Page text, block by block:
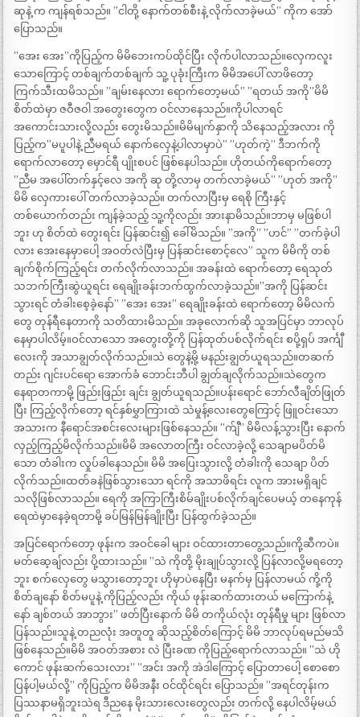
ဆုနဲ့ က ကျန်ရစ်သည်။ ”ငါတို့ နောက်တစ်စီးနဲ့ လိုက်လာခဲ့မယ်” ကိုက အော်
ပြောသည်။
”အေး အေး”ကိုပြည့်က မိမိဘေးကပ်ထိုင်ပြီး လိုက်ပါလာသည်။လှေကလူး
သောကြောင့် တစ်ချက်တစ်ချက် သူ့ ပုခုံးကြီးက မိမိအပေါ် လာဖိတော့
ကြက်သီးထမိသည်။ ”ချမ်းနေလား ရောက်တော့မယ်” ”ရတယ် အကို”မိမိ
စိတ်ထဲမှာ ဇဝီဇဝါ အတွေးတွေက ဝင်လာနေသည်။ကိုပါလာရင်
အကောင်းသားလို့လည်း တွေးမိသည်။မိမိမျက်နှာကို သိနေသည့်အလား ကို
ပြည့်က”မပူပါနဲ့ ညီမရယ် နောက်လှေနဲ့ပါလာမှာပဲ” ”ဟုတ်ကဲ့” ဒီဘက်ကို
ရောက်လာတော့ မှောင်ရီ ပျိုးစပင် ဖြစ်နေပါသည်။ ဟိုတယ်ကိုရောက်တော့
”ညီမ အပေါ်တက်နှင့်လေ အကို ဆု တို့လာမှ တက်လာခဲ့မယ်” ”ဟုတ် အကို”
မိမိ လှေကားပေါ် တက်လာခဲ့သည်။ တက်လာပြီးမှ ရေစို ကြီးနှင့်
တစ်ယောက်တည်း ကျန်ခဲ့သည့် သူ့ကိုလည်း အားနာမိသည်။ဘာမှ မဖြစ်ပါ
ဘူး ဟု စိတ်ထဲ တွေးရင်း ပြန်ဆင်း၍ ခေါ်မိသည်။ ”အကို” ”ဟင်” ”တက်ခဲ့ပါ
လား အေးနေမှာပေါ့ အဝတ်လဲပြီးမှ ပြန်ဆင်းစောင့်လေ” သူက မိမိကို တစ်
ချက်စိုက်ကြည့်ရင်း တက်လိုက်လာသည်။ အခန်းထဲ ရောက်တော့ ရေသုတ်
သဘက်ကြီးဆွဲယူရင်း ရေချိုးခန်းဘက်ထွက်လာခဲ့သည်။”အကို ပြန်ဆင်း
သွားရင် တံခါးစေ့ခဲ့နော်” ”အေး အေး” ရေချိုးခန်းထဲ ရောက်တော့ မိမိလက်
တွေ တုန်ရီနေတာကို သတိထားမိသည်။ အခုလောက်ဆို သူအပြင်မှာ ဘာလုပ်
နေမှာပါလိမ့်။ဝင်လာသော အတွေးတို့ကို ပြန်ထုတ်ပစ်လိုက်ရင်း စပို့ရှပ် အင်္ကျီ
လေးကို အသာချွတ်လိုက်သည်။သဲ တွေနဲ့မို့ မနည်းချွတ်ယူရသည်။တဆက်
တည်း ဂျင်းပင်ရော အောက်ခံ ဘောင်းဘီပါ ချွတ်ချလိုက်သည်။သဲတွေက
နေရာတကာမို့ ဖြည်းဖြည်း ချင်း ချွတ်ယူရသည်။ပန်းရောင် ဘော်လီချိတ်ဖြုတ်
ပြီး ကြည့်လိုက်တော့ ရင်နှစ်မွှာကြားထဲ သဲမှုန့်လေးတွေကြောင့် ဖြူဝင်းသော
အသားက နီရောင်အစင်းလေးများဖြစ်နေသည်။ ”က်ျီ” မိမိလန့်သွားပြီး နောက်
လှည့်ကြည့်မိလိုက်သည်။မိမိ အလောတကြီး ဝင်လာခဲ့လို့ သေချာမပိတ်မိ
သော တံခါးက လှုပ်ခါနေသည်။ မိမိ အပြေးသွားလို့ တံခါးကို သေချာ ပိတ်
လိုက်သည်။ထတ်ခနဲဖြစ်သွားသော ရင်ကို အသာဖိရင်း လူက အားမရှိချင်
သလိုဖြစ်လာသည်။ ရေကို အကြာကြီးစိမ်ချိုးပစ်လိုက်ချင်ပေမယ့် တနေကုန်
ရေထဲမှာနေခဲ့ရတာမို့ ခပ်မြန်မြန်ချိုးပြီး ပြန်ထွက်ခဲ့သည်။
အပြင်ရောက်တော့ ဖုန်းက အဝင်ခေါ များ ဝင်ထားတာတွေ့သည်။ကို့ဆီကပဲ။
မတ်ဆေ့ချ်လည်း ပို့ထားသည်။ ”သဲ ကိုတို့ မိုးချုပ်သွားလို့ ပြန်လာလို့မရတော့
ဘူး စက်လှေတွေ မသွားတော့ဘူး ဟိုမှာပဲနေပြီး မနက်မှ ပြန်လာမယ် ကို့ကို
စိတ်ချနော် စိတ်မပူနဲ့ ကိုပြည့်လည်း ကိုယ် ဖုန်းဆက်ထားတယ် မကြောက်နဲ့
နော် ချစ်တယ် အာဘွား” ဖတ်ပြီးနောက် မိမိ တကိုယ်လုံး တုန်ရီမှု များ ဖြစ်လာ
ပြန်သည်။သူနဲ့ တညလုံး အတူတူ ဆိုသည့်စိတ်ကြောင့် မိမိ ဘာလုပ်ရမည်မသိ
ဖြစ်နေသည်။မိမိ အဝတ်အစား လဲ ပြီးခဏ ကိုပြည့်ရောက်လာသည်။ ”သဲ ဟို
ကောင် ဖုန်းဆက်သေးလား” ”အင်း အကို အဲဒါကြောင့် ပြောတာပေါ့ စောစော
ပြန်ပါ့မယ်လို့” ကိုပြည့်က မိမိအနီး ဝင်ထိုင်ရင်း ပြောသည်။ ”အရင်တုန်းက
ပြဿနာမရှိဘူးသဲရ ဒီညနေ မိုးသားလေးတွေလည်း တက်လို့ နေပါလိမ့်မယ်